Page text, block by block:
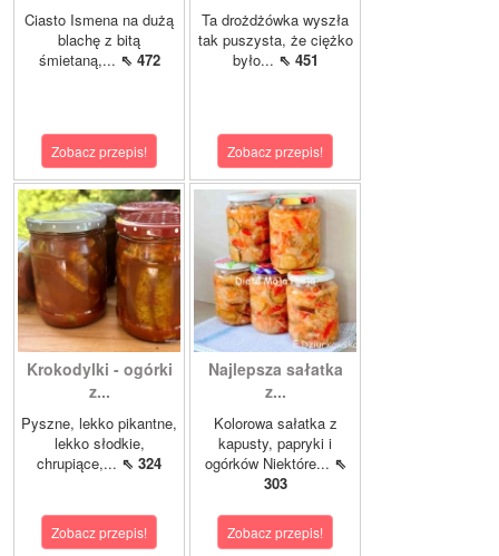
Ciasto Ismena na dużą
blachę z bitą
śmietaną,... ⇖ 472
Zobacz przepis!
Ta drożdżówka wyszła
tak puszysta, że ciężko
było... ⇖ 451
Zobacz przepis!
Krokodylki - ogórki
z...
Pyszne, lekko pikantne,
lekko słodkie,
chrupiące,... ⇖ 324
Zobacz przepis!
Najlepsza sałatka
z...
Kolorowa sałatka z
kapusty, papryki i
ogórków Niektóre... ⇖
303
Zobacz przepis!